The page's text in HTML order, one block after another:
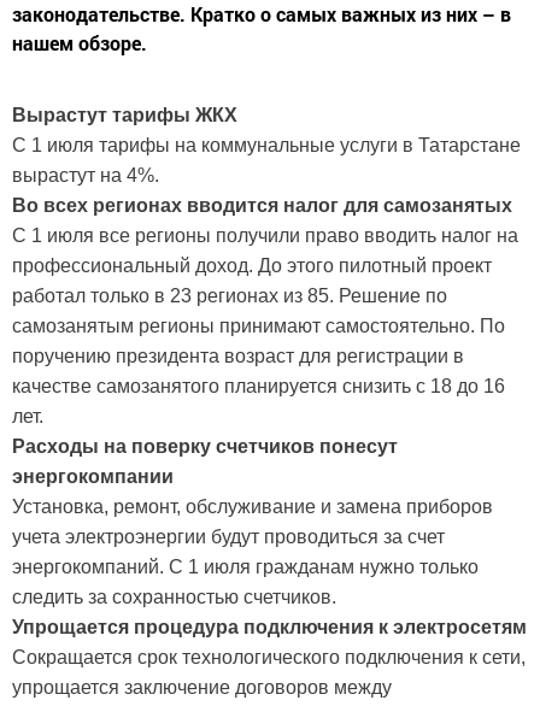
законодательстве. Кратко о самых важных из них – в
нашем обзоре.
Вырастут тарифы ЖКХ
С 1 июля тарифы на коммунальные услуги в Татарстане
вырастут на 4%.
Во всех регионах вводится налог для самозанятых
С 1 июля все регионы получили право вводить налог на
профессиональный доход. До этого пилотный проект
работал только в 23 регионах из 85. Решение по
самозанятым регионы принимают самостоятельно. По
поручению президента возраст для регистрации в
качестве самозанятого планируется снизить с 18 до 16
лет.
Расходы на поверку счетчиков понесут
энергокомпании
Установка, ремонт, обслуживание и замена приборов
учета электроэнергии будут проводиться за счет
энергокомпаний. С 1 июля гражданам нужно только
следить за сохранностью счетчиков.
Упрощается процедура подключения к электросетям
Сокращается срок технологического подключения к сети,
упрощается заключение договоров между